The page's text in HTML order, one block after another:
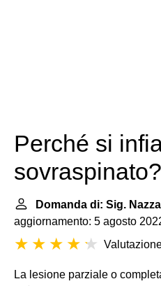
Perché si
sovraspinato?
Domanda di: Sig.
aggiornamento: 5 agosto
La lesione parziale o